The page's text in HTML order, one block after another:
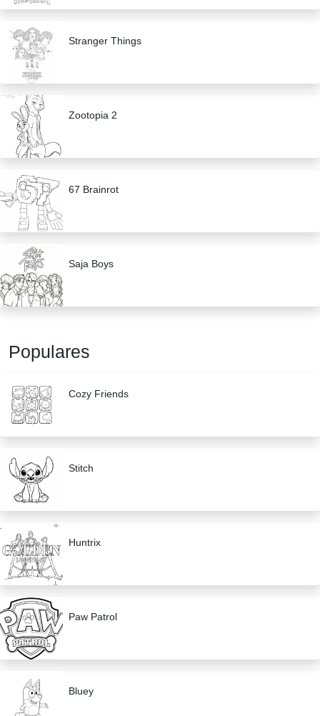
Stranger Things
Zootopia 2
67 Brainrot
Saja Boys
Populares
Cozy Friends
Stitch
Huntrix
Paw Patrol
Bluey